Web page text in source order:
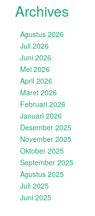
Archives
Agustus 2026
Juli 2026
Juni 2026
Mei 2026
April 2026
Maret 2026
Februari 2026
Januari 2026
Desember 2025
November 2025
Oktober 2025
September 2025
Agustus 2025
Juli 2025
Juni 2025